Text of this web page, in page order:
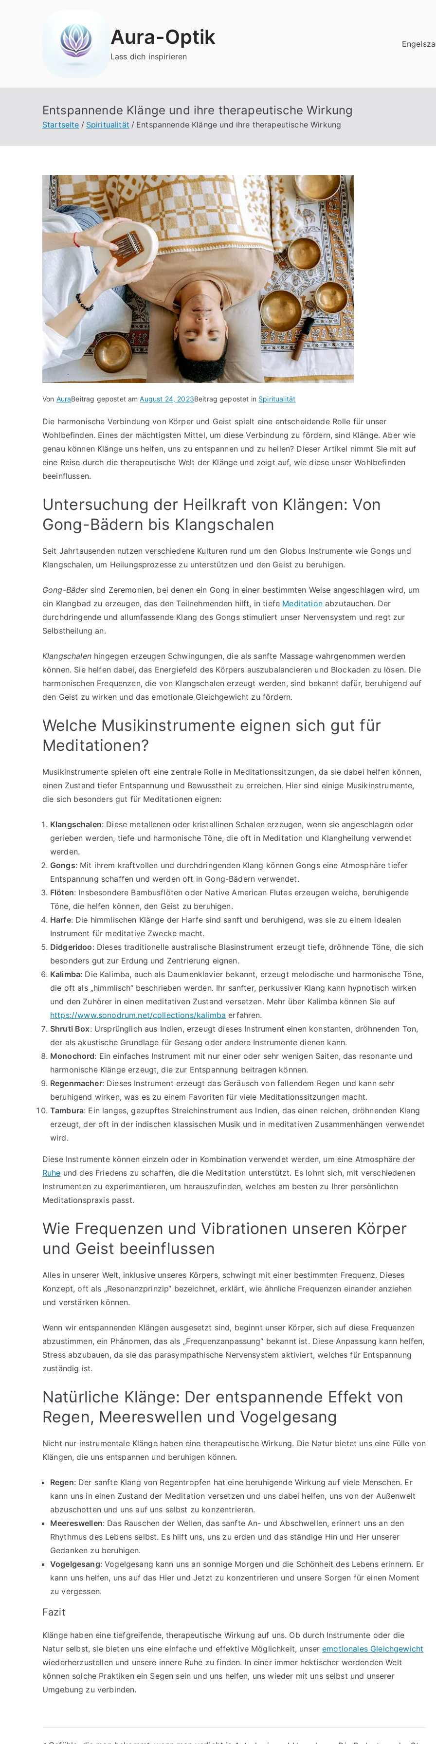
Aura-Optik
Lass dich inspirieren
Entspannende Klänge und ihre therapeutische Wirkung
Startseite Spiritualität Entspannende Klänge und ihre therapeutische Wirkung
Von AuraBeitrag gepostet amAugust 24, 2023Beitrag gepostet in Spiritualität
Die harmonische Verbindung von Körper und Geist spielt eine entscheidende Rolle für unser
Wohlbefinden. Eines der mächtigsten Mittel, um diese Verbindung zu fördern, sind Klänge. Aber wie
genau können Klänge uns helfen, uns zu entspannen und zu heilen? Dieser Artikel nimmt Sie mit auf
eine Reise durch die therapeutische Welt der Klänge und zeigt auf, wie diese unser Wohlbefinden
beeinflussen.
Untersuchung der Heilkraft von Klängen: Von
Gong-Bädern bis Klangschalen
Seit Jahrtausenden nutzen verschiedene Kulturen rund um den Globus Instrumente wie Gongs und
Klangschalen, um Heilungsprozesse zu unterstützen und den Geist zu beruhigen.
Gong-Bädersind Zeremonien, bei denen ein Gong in einer bestimmten Weise angeschlagen wird, um
ein Klangbad zu erzeugen, das den Teilnehmenden hilft, in tiefe Meditationabzutauchen. Der
durchdringende und allumfassende Klang des Gongs stimuliert unser Nervensystem und regt zur
Selbstheilung an.
Klangschalenhingegen erzeugen Schwingungen, die als sanfte Massage wahrgenommen werden
können. Sie helfen dabei, das Energiefeld des Körpers auszubalancieren und Blockaden zu lösen. Die
harmonischen Frequenzen, die von Klangschalen erzeugt werden, sind bekannt dafür, beruhigend auf
den Geist zu wirken und das emotionale Gleichgewicht zu fördern.
Welche Musikinstrumente eignen sich gut für
Meditationen?
Musikinstrumente spielen oft eine zentrale Rolle in Meditationssitzungen, da sie dabei helfen können,
einen Zustand tiefer Entspannung und Bewusstheit zu erreichen. Hier sind einige Musikinstrumente,
die sich besonders gut für Meditationen eignen:
Klangschalen: Diese metallenen oder kristallinen Schalen erzeugen, wenn sie angeschlagen oder
gerieben werden, tiefe und harmonische Töne, die oft in Meditation und Klangheilung verwendet
werden.
Gongs: Mit ihrem kraftvollen und durchdringenden Klang können Gongs eine Atmosphäre tiefer
Entspannung schaffen und werden oft in Gong-Bädern verwendet.
Flöten: Insbesondere Bambusflöten oder Native American Flutes erzeugen weiche, beruhigende
Töne, die helfen können, den Geist zu beruhigen.
Harfe: Die himmlischen Klänge der Harfe sind sanft und beruhigend, was sie zu einem idealen
Instrument für meditative Zwecke macht.
Didgeridoo: Dieses traditionelle australische Blasinstrument erzeugt tiefe, dröhnende Töne, die sich
besonders gut zur Erdung und Zentrierung eignen.
Kalimba: Die Kalimba, auch als Daumenklavier bekannt, erzeugt melodische und harmonische Töne,
die oft als „himmlisch“ beschrieben werden. Ihr sanfter, perkussiver Klang kann hypnotisch wirken
und den Zuhörer in einen meditativen Zustand versetzen. Mehr über Kalimba können Sie auf
https://www.sonodrum.net/collections/kalimba erfahren.
Shruti Box: Ursprünglich aus Indien, erzeugt dieses Instrument einen konstanten, dröhnenden Ton,
der als akustische Grundlage für Gesang oder andere Instrumente dienen kann.
Monochord: Ein einfaches Instrument mit nur einer oder sehr wenigen Saiten, das resonante und
harmonische Klänge erzeugt, die zur Entspannung beitragen können.
Regenmacher: Dieses Instrument erzeugt das Geräusch von fallendem Regen und kann sehr
beruhigend wirken, was es zu einem Favoriten für viele Meditationssitzungen macht.
Tambura: Ein langes, gezupftes Streichinstrument aus Indien, das einen reichen, dröhnenden Klang
erzeugt, der oft in der indischen klassischen Musik und in meditativen Zusammenhängen verwendet
wird.
Diese Instrumente können einzeln oder in Kombination verwendet werden, um eine Atmosphäre der
Ruhe und des Friedens zu schaffen, die die Meditation unterstützt. Es lohnt sich, mit verschiedenen
Instrumenten zu experimentieren, um herauszufinden, welches am besten zu Ihrer persönlichen
Meditationspraxis passt.
Wie Frequenzen und Vibrationen unseren Körper
und Geist beeinflussen
Alles in unserer Welt, inklusive unseres Körpers, schwingt mit einer bestimmten Frequenz. Dieses
Konzept, oft als „Resonanzprinzip“ bezeichnet, erklärt, wie ähnliche Frequenzen einander anziehen
und verstärken können.
Wenn wir entspannenden Klängen ausgesetzt sind, beginnt unser Körper, sich auf diese Frequenzen
abzustimmen, ein Phänomen, das als „Frequenzanpassung“ bekannt ist. Diese Anpassung kann helfen,
Stress abzubauen, da sie das parasympathische Nervensystem aktiviert, welches für Entspannung
zuständig ist.
Natürliche Klänge: Der entspannende Effekt von
Regen, Meereswellen und Vogelgesang
Nicht nur instrumentale Klänge haben eine therapeutische Wirkung. Die Natur bietet uns eine Fülle von
Klängen, die uns entspannen und beruhigen können.
Regen: Der sanfte Klang von Regentropfen hat eine beruhigende Wirkung auf viele Menschen. Er
kann uns in einen Zustand der Meditation versetzen und uns dabei helfen, uns von der Außenwelt
abzuschotten und uns auf uns selbst zu konzentrieren.
Meereswellen: Das Rauschen der Wellen, das sanfte An- und Abschwellen, erinnert uns an den
Rhythmus des Lebens selbst. Es hilft uns, uns zu erden und das ständige Hin und Her unserer
Gedanken zu beruhigen.
Vogelgesang: Vogelgesang kann uns an sonnige Morgen und die Schönheit des Lebens erinnern. Er
kann uns helfen, uns auf das Hier und Jetzt zu konzentrieren und unsere Sorgen für einen Moment
zu vergessen.
Fazit
Klänge haben eine tiefgreifende, therapeutische Wirkung auf uns. Ob durch Instrumente oder die
Natur selbst, sie bieten uns eine einfache und effektive Möglichkeit, unseremotionales Gleichgewicht
wiederherzustellen und unsere innere Ruhe zu finden. In einer immer hektischer werdenden Welt
können solche Praktiken ein Segen sein und uns helfen, uns wieder mit uns selbst und unserer
Umgebung zu verbinden.